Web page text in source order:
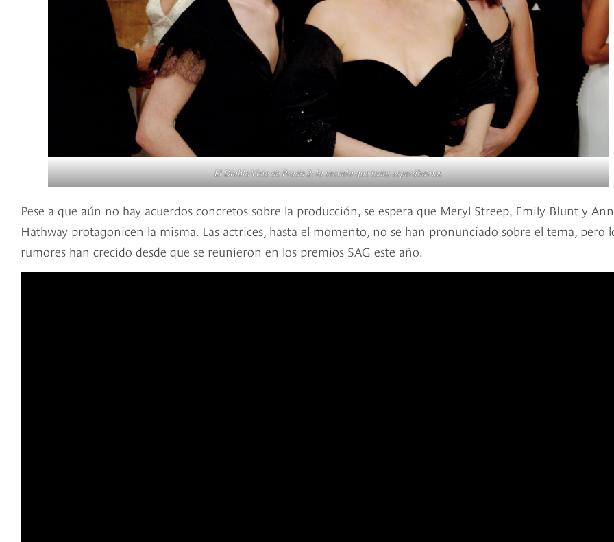
El Diablo Viste de Prada 2: la secuela que todos esperábamos
Pese a que aún no hay acuerdos concretos sobre la producción, se espera que Meryl Streep, Emily Blunt y
Hathway protagonicen la misma. Las actrices, hasta el momento, no se han pronunciado sobre el tema, pero
rumores han crecido desde que se reunieron en los premios SAG este año.